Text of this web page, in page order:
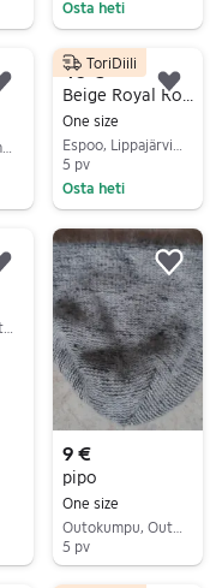
Osta heti
Lisää suosikiksi.
40 €
Beige Royal Rossi kashmir kaulaliina
One size
5 pv
Osta heti
ToriDiili
Lisää suosikiksi.
9 €
pipo
One size
Outokumpu, Outokumpu Keskus, Pohjois-Karjala
5 pv